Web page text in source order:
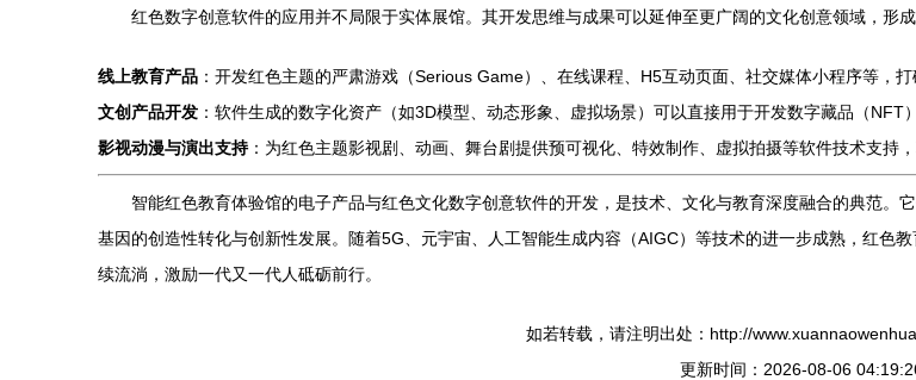
红色数字创意软件的应用并不局限于实体展馆。其开发思维与成果可以延伸至更广阔的文化创意领域，形成
线上教育产品 ：开发红色主题的严肃游戏（Serious Game）、在线课程、H5互动页面、社交媒体小程序等，
文创产品开发 ：软件生成的数字化资产（如3D模型、动态形象、虚拟场景）可以直接用于开发数字藏品（
影视动漫与演出支持：为红色主题影视剧、动画、舞台剧提供预可视化、特效制作、虚拟拍摄等软件技术支持
智能红色教育体验馆的电子产品与红色文化数字创意软件的开发，是技术、文化与教育深度融合的典范
基因的创造性转化与创新性发展。随着5G、元宇宙、人工智能生成内容（AIGC）等技术的进一步成熟，红色
续流淌，激励一代又一代人砥砺前行。
如若转载，请注明出处：http://
更新时间：2026-08-06